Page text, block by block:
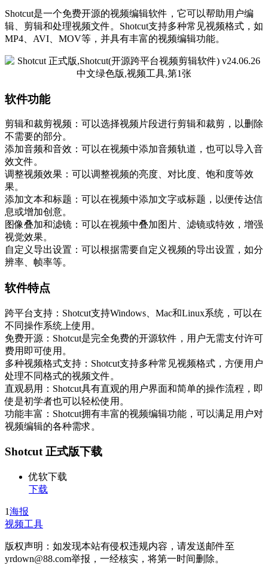
Shotcut是一个免费开源的视频编辑软件，它可以帮助用户编
辑、剪辑和处理视频文件。Shotcut支持多种常见视频格式，如
MP4、AVI、MOV等，并具有丰富的视频编辑功能。
软件功能
剪辑和裁剪视频：可以选择视频片段进行剪辑和裁剪，以删除
不需要的部分。
添加音频和音效：可以在视频中添加音频轨道，也可以导入音
效文件。
调整视频效果：可以调整视频的亮度、对比度、饱和度等效
果。
添加文本和标题：可以在视频中添加文字或标题，以便传达信
息或增加创意。
图像叠加和滤镜：可以在视频中叠加图片、滤镜或特效，增强
视觉效果。
自定义导出设置：可以根据需要自定义视频的导出设置，如分
辨率、帧率等。
软件特点
跨平台支持：Shotcut支持Windows、Mac和Linux系统，可以在
不同操作系统上使用。
免费开源：Shotcut是完全免费的开源软件，用户无需支付许可
费用即可使用。
多种视频格式支持：Shotcut支持多种常见视频格式，方便用户
处理不同格式的视频文件。
直观易用：Shotcut具有直观的用户界面和简单的操作流程，即
使是初学者也可以轻松使用。
功能丰富：Shotcut拥有丰富的视频编辑功能，可以满足用户对
视频编辑的各种需求。
Shotcut 正式版下载
优软下载
下载
1海报
视频工具
版权声明：如发现本站有侵权违规内容，请发送邮件至
yrdown@88.com举报，一经核实，将第一时间删除。